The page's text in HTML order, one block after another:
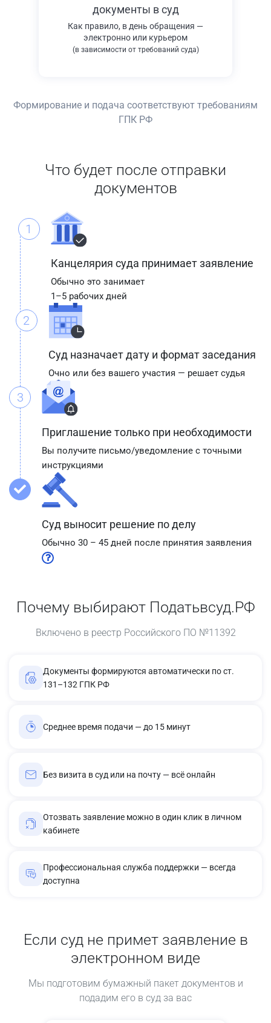
документы в суд
Как правило, в день обращения —
электронно или курьером
(в зависимости от требований суда)
Формирование и подача соответствуют требованиям
ГПК РФ
Что будет после отправки
документов
1
Канцелярия суда принимает заявление
Обычно это занимает
1–5 рабочих дней
2
Суд назначает дату и формат заседания
Очно или без вашего участия — решает судья
3
Приглашение только при необходимости
Вы получите письмо/уведомление с точными
инструкциями
Суд выносит решение по делу
Обычно 30 – 45 дней после принятия заявления
Почему выбирают Податьвсуд.РФ
Включено в реестр Российского ПО №11392
Документы формируются автоматически по ст.
131–132 ГПК РФ
Среднее время подачи — до 15 минут
Без визита в суд или на почту — всё онлайн
Отозвать заявление можно в один клик в личном
кабинете
Профессиональная служба поддержки — всегда
доступна
Если суд не примет заявление в
электронном виде
Мы подготовим бумажный пакет документов и
подадим его в суд за вас